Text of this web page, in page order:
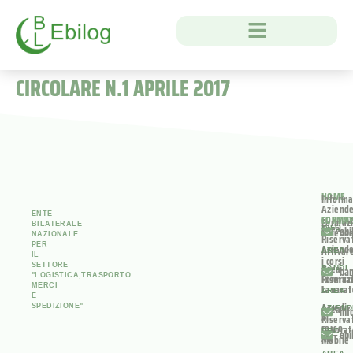
CIRCOLARE N.1 APRILE 2017
ENTE
BILATERALE
NAZIONALE
PER
SETTORE
"LOGISTICA,TRASPORTO
MERCI
E
SPEDIZIONE"
HOME
Area
Area
Area
Mobile
i corsi
Accedi
al
corso
ANT
INFO
AREA
BANDI
AREA
PEC